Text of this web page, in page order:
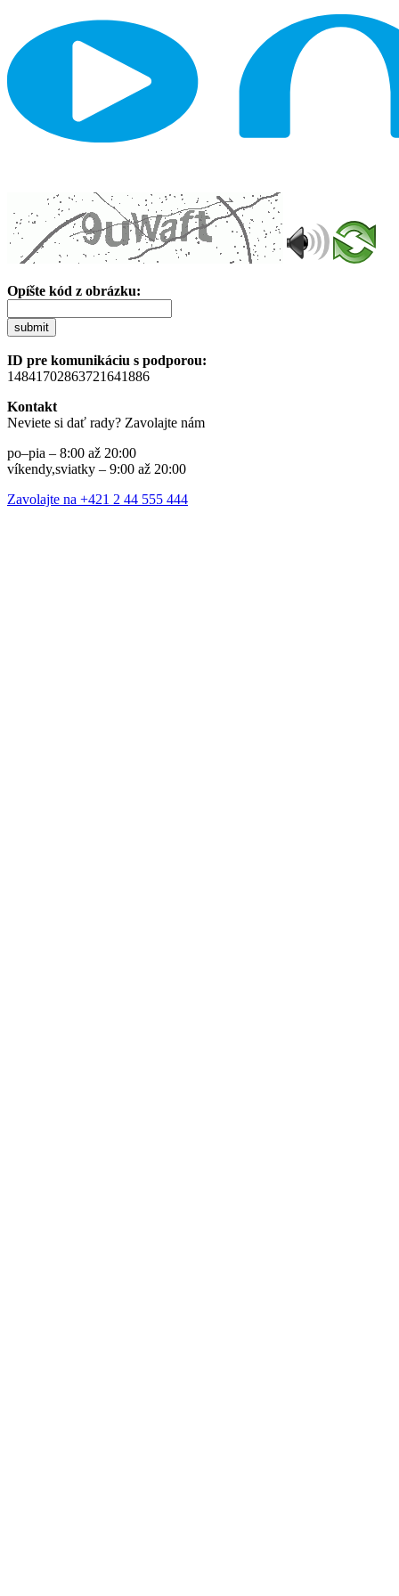
Opíšte kód z obrázku:
submit
ID pre komunikáciu s podporou:
14841702863721641886
Kontakt
Neviete si dať rady? Zavolajte nám
po–pia – 8:00 až 20:00
víkendy,sviatky – 9:00 až 20:00
Zavolajte na +421 2 44 555 444